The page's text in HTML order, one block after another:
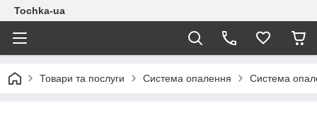
Tochka-ua
Товари та послуги Система опалення Система